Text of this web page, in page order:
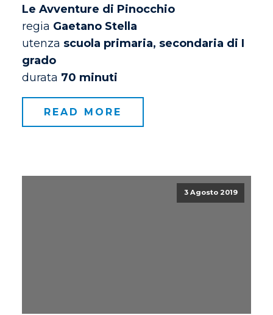
Le Avventure di Pinocchio
regia Gaetano Stella
utenza scuola primaria, secondaria di I
grado
durata 70 minuti
READ MORE
3 Agosto 2019